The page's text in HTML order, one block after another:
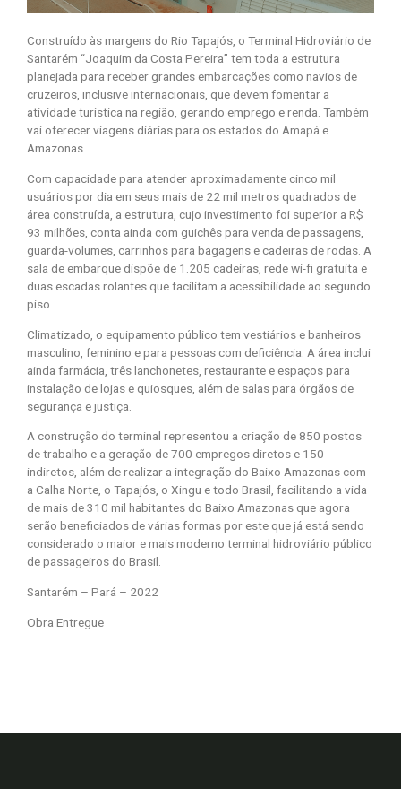
Construído às margens do Rio Tapajós, o Terminal Hidroviário de
Santarém “Joaquim da Costa Pereira” tem toda a estrutura
planejada para receber grandes embarcações como navios de
cruzeiros, inclusive internacionais, que devem fomentar a
atividade turística na região, gerando emprego e renda. Também
vai oferecer viagens diárias para os estados do Amapá e
Amazonas.
Com capacidade para atender aproximadamente cinco mil
usuários por dia em seus mais de 22 mil metros quadrados de
área construída, a estrutura, cujo investimento foi superior a R$
93 milhões, conta ainda com guichês para venda de passagens,
guarda-volumes, carrinhos para bagagens e cadeiras de rodas. A
sala de embarque dispõe de 1.205 cadeiras, rede wi-fi gratuita e
duas escadas rolantes que facilitam a acessibilidade ao segundo
piso.
Climatizado, o equipamento público tem vestiários e banheiros
masculino, feminino e para pessoas com deficiência. A área inclui
ainda farmácia, três lanchonetes, restaurante e espaços para
instalação de lojas e quiosques, além de salas para órgãos de
segurança e justiça.
A construção do terminal representou a criação de 850 postos
de trabalho e a geração de 700 empregos diretos e 150
indiretos, além de realizar a integração do Baixo Amazonas com
a Calha Norte, o Tapajós, o Xingu e todo Brasil, facilitando a vida
de mais de 310 mil habitantes do Baixo Amazonas que agora
serão beneficiados de várias formas por este que já está sendo
considerado o maior e mais moderno terminal hidroviário público
de passageiros do Brasil.
Santarém – Pará – 2022
Obra Entregue